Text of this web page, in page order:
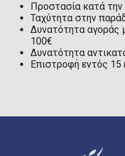
Προστασία κατά
Ταχύτητα στην
Δυνατότητα αγοράς
100€
Δυνατότητα
Επιστροφή εντός